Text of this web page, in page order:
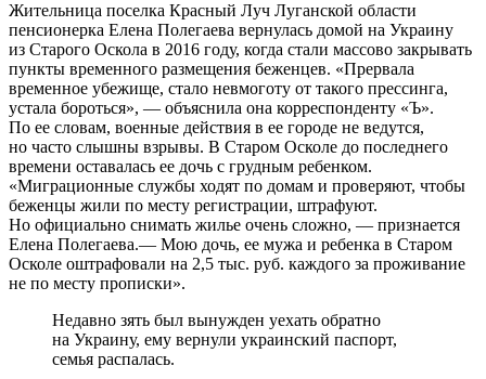
Жительница поселка Красный Луч Луганской области
пенсионерка Елена Полегаева вернулась домой на Украину
из Старого Оскола в 2016 году, когда стали массово закрывать
пункты временного размещения беженцев. «Прервала
временное убежище, стало невмоготу от такого прессинга,
устала бороться», — объяснила она корреспонденту «Ъ».
По ее словам, военные действия в ее городе не ведутся,
но часто слышны взрывы. В Старом Осколе до последнего
времени оставалась ее дочь с грудным ребенком.
«Миграционные службы ходят по домам и проверяют, чтобы
беженцы жили по месту регистрации, штрафуют.
Но официально снимать жилье очень сложно, — признается
Елена Полегаева.— Мою дочь, ее мужа и ребенка в Старом
Осколе оштрафовали на 2,5 тыс. руб. каждого за проживание
не по месту прописки».
Недавно зять был вынужден уехать обратно
на Украину, ему вернули украинский паспорт,
семья распалась.